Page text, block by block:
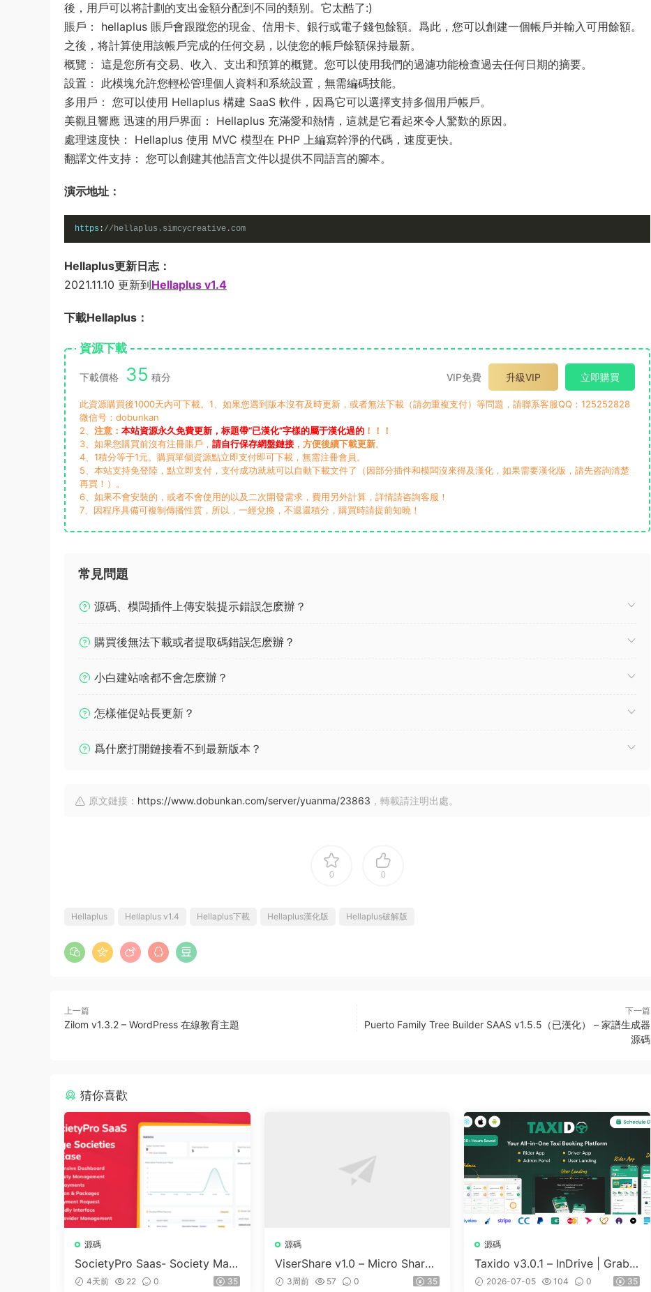
後，用戶可以将計劃的支出金額分配到不同的類别。它太酷了:)
賬戶： hellaplus 賬戶會跟蹤您的現金、信用卡、銀行或電子錢包餘額。爲此，您可以創建一個帳戶并輸入可用餘額。
之後，将計算使用該帳戶完成的任何交易，以使您的帳戶餘額保持最新。
概覽： 這是您所有交易、收入、支出和預算的概覽。您可以使用我們的過濾功能檢查過去任何日期的摘要。
設置： 此模塊允許您輕松管理個人資料和系統設置，無需編碼技能。
多用戶： 您可以使用 Hellaplus 構建 SaaS 軟件，因爲它可以選擇支持多個用戶帳戶。
美觀且響應 迅速的用戶界面： Hellaplus 充滿愛和熱情，這就是它看起來令人驚歎的原因。
處理速度快： Hellaplus 使用 MVC 模型在 PHP 上編寫幹淨的代碼，速度更快。
翻譯文件支持： 您可以創建其他語言文件以提供不同語言的腳本。
演示地址：
https : //hellaplus.simcycreative.com
Hellaplus更新日志：
2021.11.10 更新到Hellaplus v1.4
下載Hellaplus：
資源下載
下載價格 35 積分 VIP免費 升級VIP 立即購買
此資源購買後1000天内可下載。1、如果您遇到版本沒有及時更新，或者無法下載（請勿重複支付）等問題，請聯系客服QQ：125252828
微信号：dobunkan
2、 注意： 本站資源永久免費更新，标題帶“已漢化”字樣的屬于漢化過的 ！！！
3、如果您購買前沒有注冊賬戶， 請自行保存網盤鏈接 ，方便後續下載更新。
4、1積分等于1元。購買單個資源點立即支付即可下載，無需注冊會員。
5、本站支持免登陸，點立即支付，支付成功就就可以自動下載文件了（因部分插件和模闆沒來得及漢化，如果需要漢化版，請先咨詢清楚
再買！）。
6、如果不會安裝的，或者不會使用的以及二次開發需求，費用另外計算，詳情請咨詢客服！
7、因程序具備可複制傳播性質，所以，一經兌換，不退還積分，購買時請提前知曉！
常見問題
源碼、模闆插件上傳安裝提示錯誤怎麽辦？
購買後無法下載或者提取碼錯誤怎麽辦？
小白建站啥都不會怎麽辦？
怎樣催促站長更新？
爲什麽打開鏈接看不到最新版本？
原文鏈接： https://www.dobunkan.com/server/yuanma/23863 ，轉載請注明出處。
0 0
Hellaplus Hellaplus v1.4 Hellaplus下載 Hellaplus漢化版 Hellaplus破解版
上一篇
Zilom v1.3.2 – WordPress 在線教育主題
下一篇
Puerto Family Tree Builder SAAS v1.5.5（已漢化） – 家譜生成器
源碼
猜你喜歡
源碼
SocietyPro Saas- Society Man
agement Software v1.0.73
4天前 22 0 35
源碼
ViserShare v1.0 – Micro Share
Trading And Prediction Platfor
3周前 57 0 35
源碼
Taxido v3.0.1 – InDrive | Grab |
Uber Clone | Taxi Booking with
2026-07-05 104 0 35